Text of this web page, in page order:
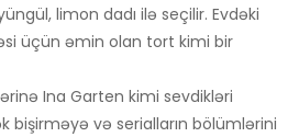
limon dadı ilə seçilir. Evdəki
üçün əmin olan tort kimi bir
Ina Garten kimi sevdikləri
bişirməyə və serialların bölümlərini